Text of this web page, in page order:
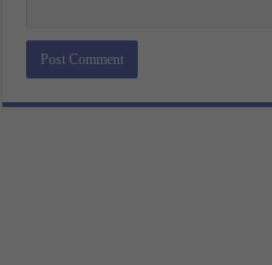
Alternative: